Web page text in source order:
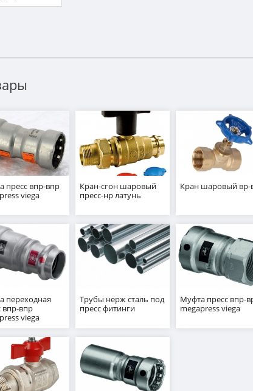
пресс впр-впр
viega
Кран-сгон шаровый
пресс-нр латунь
Кран шаровый вр-
переходная
впр-впр
viega
Трубы нерж сталь под
пресс фитинги
Муфта пресс впр-
megapress viega